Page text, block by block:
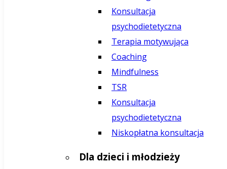
Konsultacja
psychodietetyczna
Terapia motywująca
Coaching
Mindfulness
TSR
Konsultacja
psychodietetyczna
Niskopłatna konsultacja
Dla dzieci i młodzieży